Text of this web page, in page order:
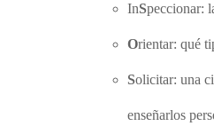
InSpeccionar:
Orientar: qué
Solicitar: una
enseñarlos